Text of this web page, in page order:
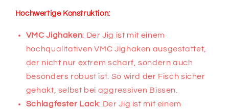
Hochwertige Konstruktion:
VMC Jighaken: Der Jig ist mit einem
hochqualitativen VMC Jighaken ausgestattet,
der nicht nur extrem scharf, sondern auch
besonders robust ist. So wird der Fisch sicher
gehakt, selbst bei aggressiven Bissen.
Schlagfester Lack: Der Jig ist mit einem